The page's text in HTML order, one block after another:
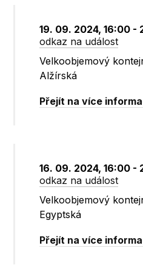
19. 09. 2024, 16:00 -
odkaz na událost
Velkoobjemový
Alžírská
Přejít na více
16. 09. 2024, 16:00 -
odkaz na událost
Velkoobjemový
Egyptská
Přejít na více